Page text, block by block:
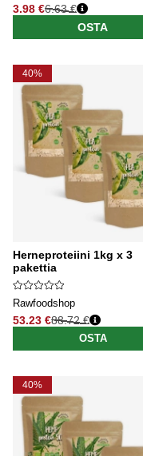
3.98 €
Normaali hinta
6.63 €
OSTA
40%
Herneproteiini 1kg x 3
pakettia
Rawfoodshop
53.23 €
Normaali hinta
88.72 €
OSTA
40%